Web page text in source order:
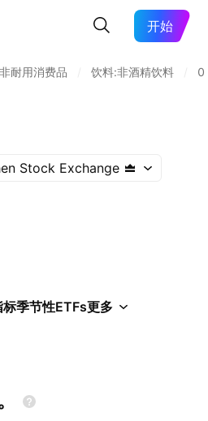
开始
非耐用消费品 饮料:非酒精饮料
Stock Exchange
标季节性ETFs更多